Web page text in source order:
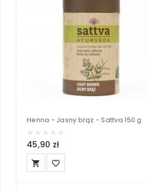
Henna - Jasny brąz - Sattva 150 g
45,90 zł
local_grocery_store favorite_border